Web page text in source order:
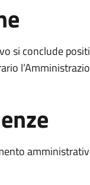
si conclude